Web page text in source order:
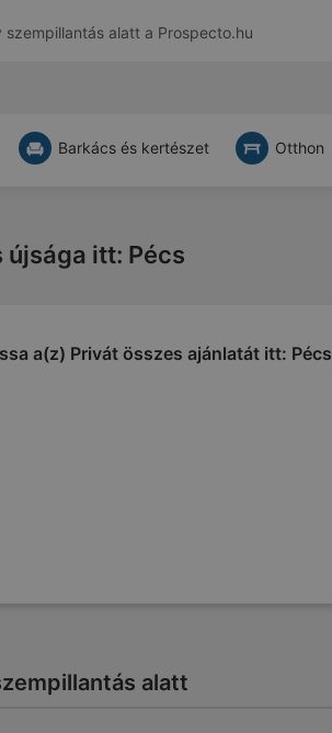
szempillantás alatt a Prospecto.hu
Barkács és kertészet Otthon
itt: Pécs
a(z) Privát összes ajánlatát itt: Pécs
alatt